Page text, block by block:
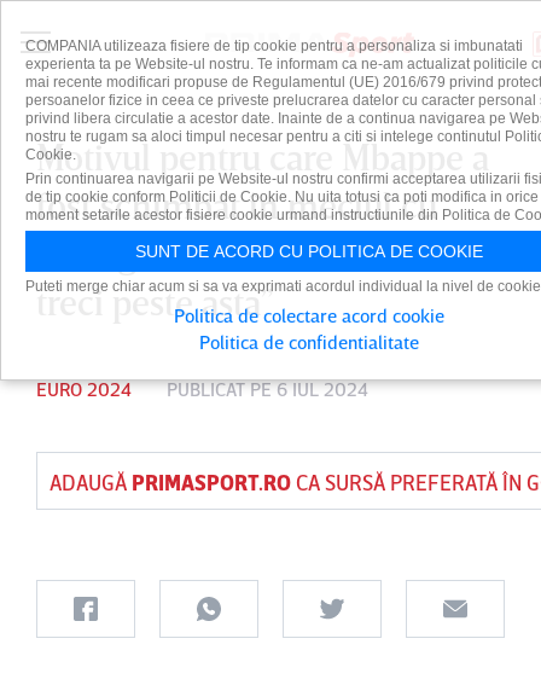
Motivul pentru care Mbappe a
fost schimbat în meciul cu
Portugalia. „Cred că trebuie să
treci peste asta”
EURO 2024 PUBLICAT PE 6 IUL 2024
ADAUGĂ PRIMASPORT.ROCA SURSĂ PREFERATĂ ÎN
COMPANIA utilizeaza fisiere de tip cookie pentru a personaliza si imbunatati
experienta ta pe Website-ul nostru. Te informam ca ne-am actualizat politicile
mai recente modificari propuse de Regulamentul (UE) 2016/679 privind
persoanelor fizice in ceea ce priveste prelucrarea datelor cu caracter personal
privind libera circulatie a acestor date. Inainte de a continua navigarea pe
nostru te rugam sa aloci timpul necesar pentru a citi si intelege continutul
Cookie.
Prin continuarea navigarii pe Website-ul nostru confirmi acceptarea utilizarii
de tip cookie conform Politicii de Cookie. Nu uita totusi ca poti modifica in orice
moment setarile acestor fisiere cookie urmand instructiunile din Politica de
SUNT DE ACORD CU POLITICA DE COOKIE
Puteti merge chiar acum si sa va exprimati acordul individual la nivel de
Politica de colectare acord cookie
Politica de confidentialitate